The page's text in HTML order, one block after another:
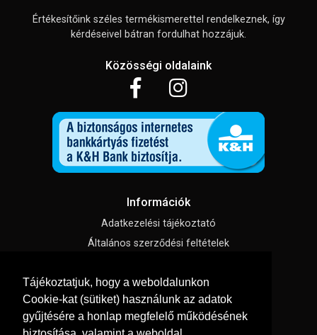
Tájékoztatjuk, hogy a weboldalunkon
Cookie-kat (sütiket) használunk az adatok
gyűjtésére a honlap megfelelő működésének
Értékesítőink széles termékismerettel rendelkeznek, így
kérdéseivel bátran fordulhat hozzájuk.
Közösségi oldalaink
Információk
Adatkezelési tájékoztató
Általános szerződési feltételek
Süti beállítások
Menü